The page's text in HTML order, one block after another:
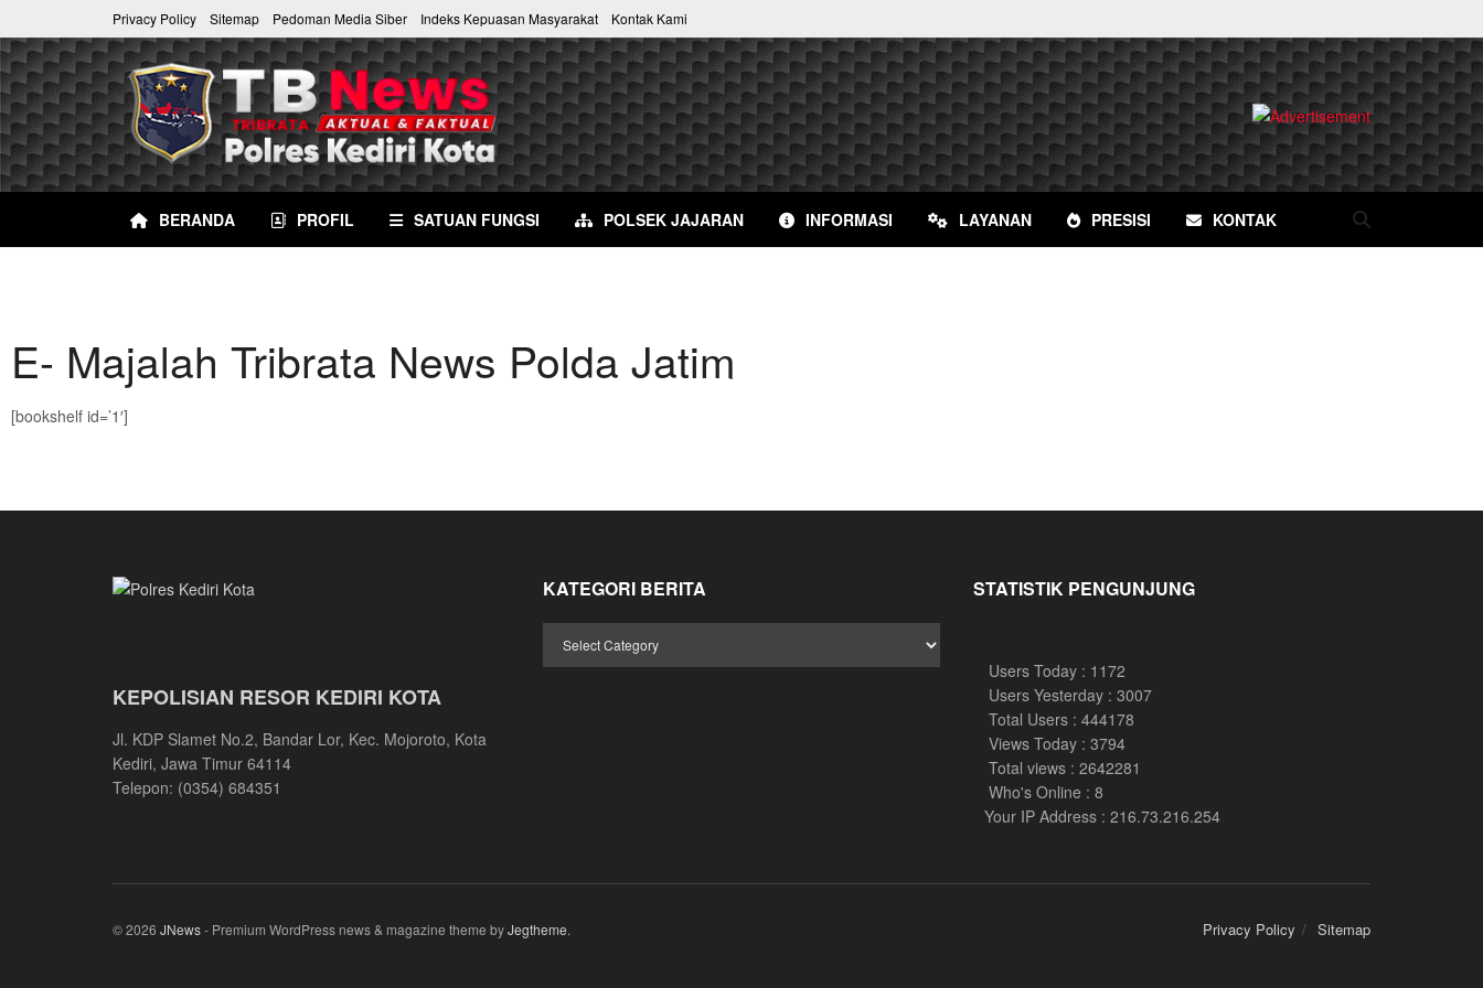
Privacy Policy Sitemap Pedoman Media Siber Indeks Kepuasan Masyarakat Kontak Kami
BERANDA PROFIL SATUAN FUNGSI POLSEK JAJARAN INFORMASI LAYANAN PRESISI KONTAK
E- Majalah Tribrata News Polda Jatim
[bookshelf id=’1′]
KEPOLISIAN RESOR KEDIRI KOTA
Jl. KDP Slamet No.2, Bandar Lor, Kec. Mojoroto, Kota
Kediri, Jawa Timur 64114
Telepon: (0354) 684351
KATEGORI BERITA STATISTIK PENGUNJUNG
Users Today : 1172
Users Yesterday : 3007
Total Users : 444178
Views Today : 3794
Total views : 2642281
Who's Online : 8
Your IP Address : 216.73.216.254
Privacy Policy Sitemap
© 2026 JNews- Premium WordPress news & magazine theme byJegtheme.